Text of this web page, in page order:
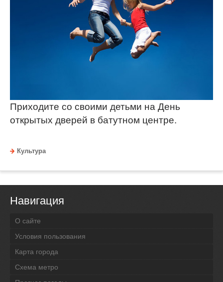
Приходите со своими детьми на День
открытых дверей в батутном центре.
Культура
Навигация
О сайте
Условия пользования
Карта города
Схема метро